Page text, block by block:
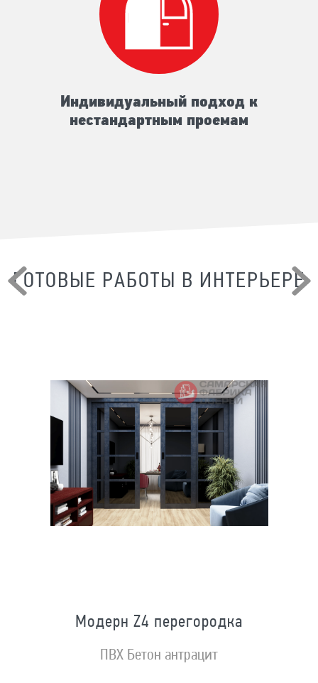
Индивидуальный подход к
нестандартным проемам
ГОТОВЫЕ РАБОТЫ В ИНТЕРЬЕРЕ
Модерн Z4 перегородка
ПВХ Бетон антрацит